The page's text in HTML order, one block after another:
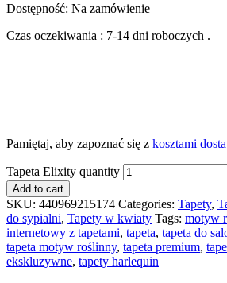
Dostępność: Na zamówienie
Czas oczekiwania : 7-14 dni roboczych .
Pamiętaj, aby zapoznać się z kosztami
Tapeta Elixity quantity
Add to cart
SKU: 440969215174 Categories: Tapety,
do sypialni, Tapety w kwiaty Tags: motyw
internetowy z tapetami, tapeta, tapeta do
tapeta motyw roślinny, tapeta premium,
ekskluzywne, tapety harlequin